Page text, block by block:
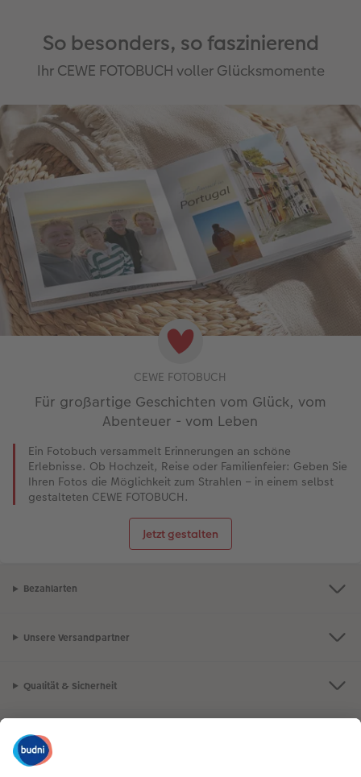
So besonders, so faszinierend
Ihr CEWE FOTOBUCH voller Glücksmomente
CEWE FOTOBUCH
Für großartige Geschichten vom Glück, vom
Abenteuer - vom Leben
Ein Fotobuch versammelt Erinnerungen an schöne
Erlebnisse. Ob Hochzeit, Reise oder Familienfeier: Geben Sie
Ihren Fotos die Möglichkeit zum Strahlen – in einem selbst
gestalteten CEWE FOTOBUCH.
Jetzt gestalten
Bezahlarten
Unsere Versandpartner
Qualität & Sicherheit
Nachhaltigkeit bei CEWE